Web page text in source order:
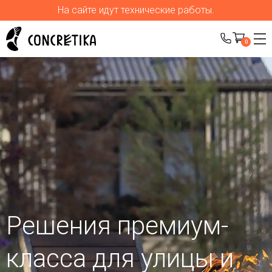
На сайте идут технические работы.
0
Решения премиум-
класса для улицыи